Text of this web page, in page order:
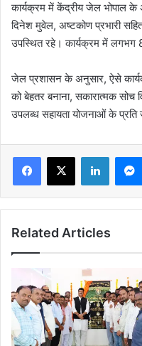
कार्यक्रम में केंद्रीय जेल भोपाल के
दिनेश मुवेल, अष्टकोण प्रभारी
उपस्थित रहे। कार्यक्रम में लगभग
जेल प्रशासन के अनुसार, ऐसे
को बेहतर बनाना, सकारात्मक सोच
उपलब्ध सहायता योजनाओं के
Related Articles